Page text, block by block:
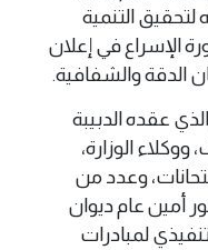
التنمية
الإسراع في إعلان
الدقة والشفافية.
عقده الدبيبة
ووكلاء الوزارة،
وعدد من
أمين عام ديوان
لمبادرات